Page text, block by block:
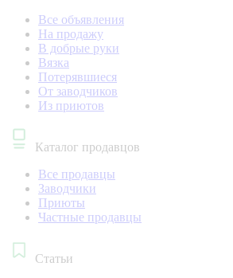
Все объявления
На продажу
В добрые руки
Вязка
Потерявшиеся
От заводчиков
Из приютов
Каталог продавцов
Все продавцы
Заводчики
Приюты
Частные продавцы
Статьи